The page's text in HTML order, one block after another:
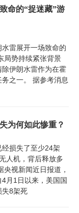
命的“捉迷藏”游
雷展开一场致命的
局势持续紧张背景
伊朗水雷作为在霍
之一。 据参考消息
为何如此惨重？
损失了至少24架
人机，背后释放多
视新闻近日报道，
月1日以来，美国国
失8架死